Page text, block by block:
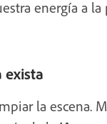
energía a la
la escena.